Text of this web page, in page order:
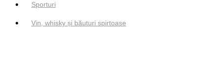
Sporturi
Vin, whisky și băuturi spirtoase